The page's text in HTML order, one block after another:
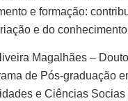
e formação:
e do
Magalhães –
de Pós-graduação
e Ciências